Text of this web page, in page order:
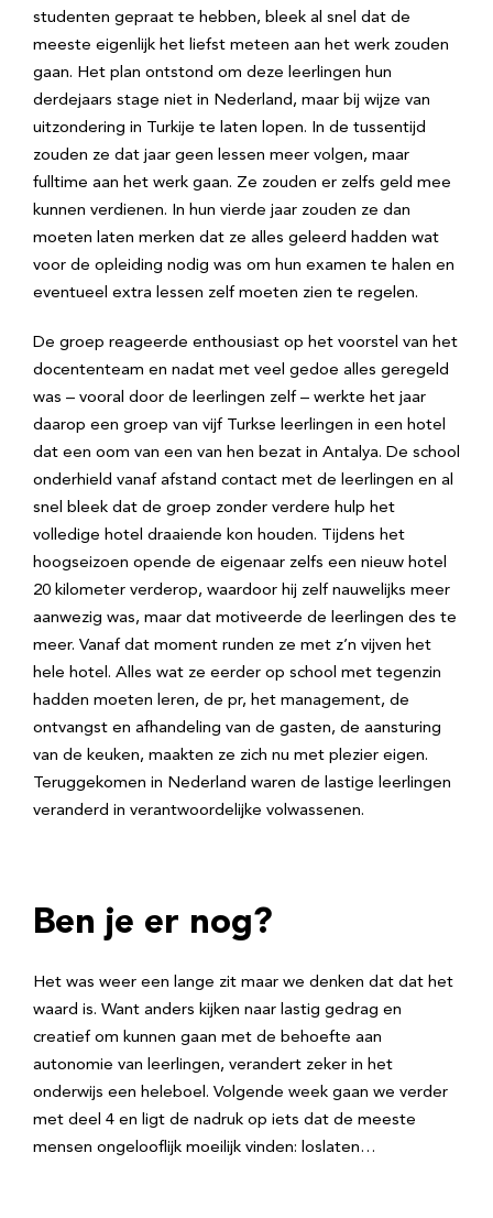
studenten gepraat te hebben, bleek al snel dat de
meeste eigenlijk het liefst meteen aan het werk zouden
gaan. Het plan ontstond om deze leerlingen hun
derdejaars stage niet in Nederland, maar bij wijze van
uitzondering in Turkije te laten lopen. In de tussentijd
zouden ze dat jaar geen lessen meer volgen, maar
fulltime aan het werk gaan. Ze zouden er zelfs geld mee
kunnen verdienen. In hun vierde jaar zouden ze dan
moeten laten merken dat ze alles geleerd hadden wat
voor de opleiding nodig was om hun examen te halen en
eventueel extra lessen zelf moeten zien te regelen.
De groep reageerde enthousiast op het voorstel van het
docententeam en nadat met veel gedoe alles geregeld
was – vooral door de leerlingen zelf – werkte het jaar
daarop een groep van vijf Turkse leerlingen in een hotel
dat een oom van een van hen bezat in Antalya. De school
onderhield vanaf afstand contact met de leerlingen en al
snel bleek dat de groep zonder verdere hulp het
volledige hotel draaiende kon houden. Tijdens het
hoogseizoen opende de eigenaar zelfs een nieuw hotel
20 kilometer verderop, waardoor hij zelf nauwelijks meer
aanwezig was, maar dat motiveerde de leerlingen des te
meer. Vanaf dat moment runden ze met z’n vijven het
hele hotel. Alles wat ze eerder op school met tegenzin
hadden moeten leren, de pr, het management, de
ontvangst en afhandeling van de gasten, de aansturing
van de keuken, maakten ze zich nu met plezier eigen.
Teruggekomen in Nederland waren de lastige leerlingen
veranderd in verantwoordelijke volwassenen.
Ben je er nog?
Het was weer een lange zit maar we denken dat dat het
waard is. Want anders kijken naar lastig gedrag en
creatief om kunnen gaan met de behoefte aan
autonomie van leerlingen, verandert zeker in het
onderwijs een heleboel. Volgende week gaan we verder
met deel 4 en ligt de nadruk op iets dat de meeste
mensen ongelooflijk moeilijk vinden: loslaten…